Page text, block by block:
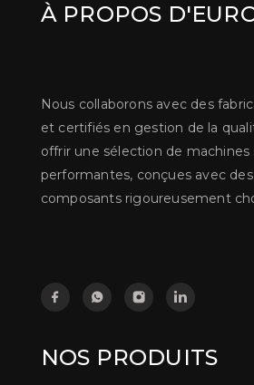
À PROPOS
Nous collaborons avec des
et certifiés en gestion de la
offrir une sélection de machines
performantes, conçues avec
composants rigoureusement
NOS PRODUITS